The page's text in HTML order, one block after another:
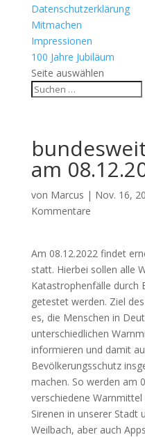
Datenschutzerklärung
Mitmachen
Impressionen
100 Jahre Jubiläum
Seite auswählen
am
von Marcus | Nov. 16,
Kommentare
Am 08.12.2022 findet
statt. Hierbei sollen alle
Katastrophenfälle durch
getestet werden. Ziel
es, die Menschen in
unterschiedlichen
informieren und damit
Bevölkerungsschutz
machen. So werden am
verschiedene
Sirenen in unserer Stadt
Weilbach, aber auch